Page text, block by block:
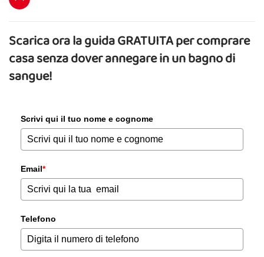
Scarica ora la guida GRATUITA per comprare
casa senza dover annegare in un bagno di
sangue!
Scrivi qui il tuo nome e cognome
Email*
Telefono